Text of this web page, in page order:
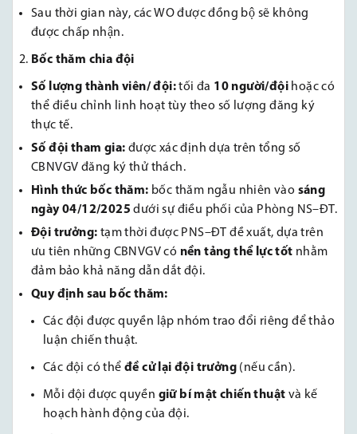
Sau thời gian này, các WO được đồng bộ sẽ không
được chấp nhận.
Bốc thăm chia đội
Số lượng thành viên/ đội:tối đa 10 người/đội hoặc có
thể điều chỉnh linh hoạt tùy theo số lượng đăng ký
thực tế.
Số đội tham gia: được xác định dựa trên tổng số
CBNVGV đăng ký thử thách.
Hình thức bốc thăm: bốc thăm ngẫu nhiên vào sáng
ngày 04/12/2025 dưới sự điều phối của Phòng NS–ĐT.
Đội trưởng: tạm thời được PNS–ĐT đề xuất, dựa trên
ưu tiên những CBNVGV có nền tảng thể lực tốt nhằm
đảm bảo khả năng dẫn dắt đội.
Quy định sau bốc thăm:
Các đội được quyền lập nhóm trao đổi riêng để thảo
luận chiến thuật.
Các đội có thể đề cử lại đội trưởng (nếu cần).
Mỗi đội được quyền giữ bí mật chiến thuật và kế
hoạch hành động của đội.